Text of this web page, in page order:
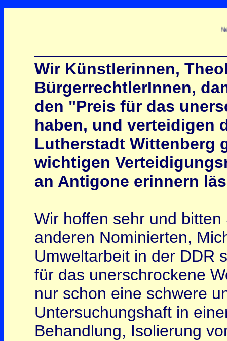
New York-
Wir Künstlerinnen,
BürgerrechtlerInnen,
den "Preis für das
haben, und verteidigen
Lutherstadt Wittenberg
wichtigen
an Antigone erinnern
Wir hoffen sehr und
anderen Nominierten,
Umweltarbeit in der DDR
für das unerschrockene
nur schon eine schwere
Untersuchungshaft in
Behandlung, Isolierung